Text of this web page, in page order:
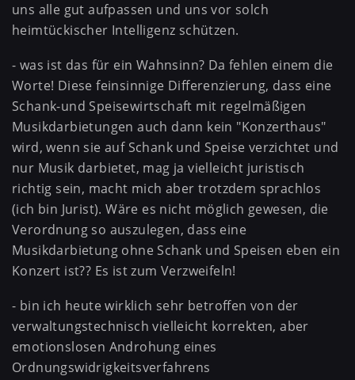
uns alle gut aufpassen und uns vor solch
heimtückischer Intelligenz schützen.
- was ist das für ein Wahnsinn? Da fehlen einem die
Worte! Diese feinsinnige Differenzierung, dass eine
Schank-und Speisewirtschaft mit regelmäßigen
Musikdarbietungen auch dann kein "Konzerthaus"
wird, wenn sie auf Schank und Speise verzichtet und
nur Musik darbietet, mag ja vielleicht juristisch
richtig sein, macht mich aber trotzdem sprachlos
(ich bin Jurist). Wäre es nicht möglich gewesen, die
Verordnung so auszulegen, dass eine
Musikdarbietung ohne Schank und Speisen eben ein
Konzert ist?? Es ist zum Verzweifeln!
- bin ich heute wirklich sehr betroffen von der
verwaltungstechnisch vielleicht korrekten, aber
emotionslosen Androhung eines
Ordnungswidrigkeitsverfahrens